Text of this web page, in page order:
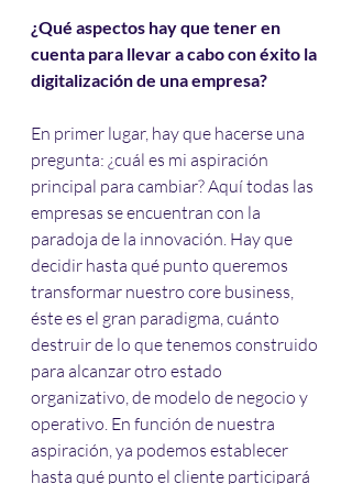
¿Qué aspectos hay que tener en
cuenta para llevar a cabo con éxito la
digitalización de una empresa?
En primer lugar, hay que hacerse una
pregunta: ¿cuál es mi aspiración
principal para cambiar? Aquí todas las
empresas se encuentran con la
paradoja de la innovación. Hay que
decidir hasta qué punto queremos
transformar nuestro core business,
éste es el gran paradigma, cuánto
destruir de lo que tenemos construido
para alcanzar otro estado
organizativo, de modelo de negocio y
operativo. En función de nuestra
aspiración, ya podemos establecer
hasta qué punto el cliente participará